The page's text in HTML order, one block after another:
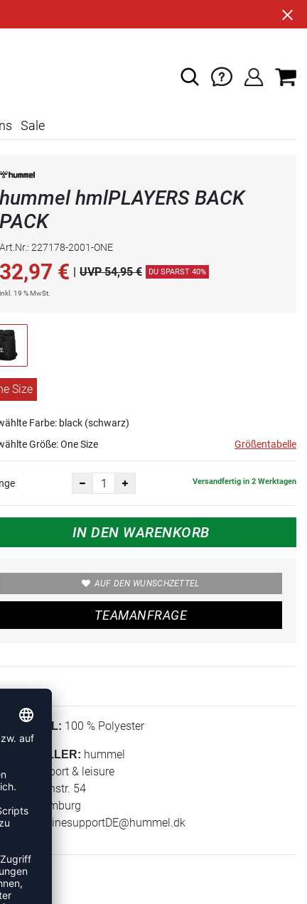
Sale
hummel hmlPLAYERS BACK
PACK
Art.Nr.: 227178-2001-ONE
32,97 € | UVP 54,95 € DU SPARST 40%
inkl. 19 % MwSt.
Size
Farbe: black (schwarz)
Größe:One Size Größentabelle
Versandfertig in 2 Werktagen
IN DEN WARENKORB
AUF DEN WUNSCHZETTEL
TEAMANFRAGE
MATERIAL: 100 % Polyester
HERSTELLER: hummel
hummel sport & leisure
Leverkusenstr. 54
22761 Hamburg
E-Mail:
onlinesupportDE@hummel.dk